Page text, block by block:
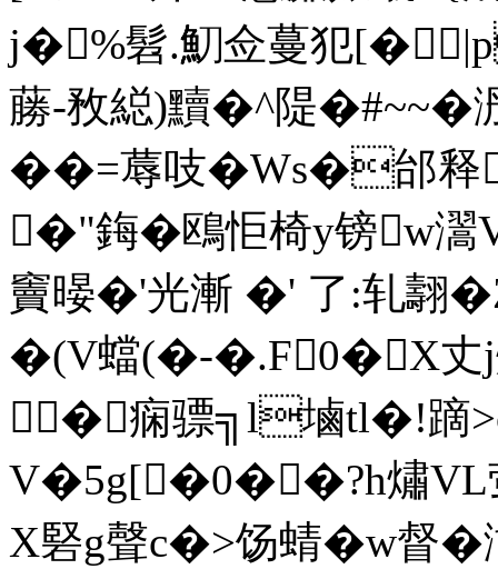
j�%髫.魛佥蔓犯
蕂-敄縂)黷�^隄
��=蓐吱�Ws�邰
�"鋂�鴎怇椅y镑w瀥
竇暥�'光漸 �' 了:轧翿
�(V蟷(�-�.F0�X丈j
�痫骠╗l塷tl�!蹢
V�5g[�0��?h熽VL
X硻g聲c�>饧蜻�w督